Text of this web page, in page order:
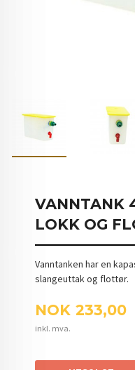
VANNTANK
LOKK OG
Vanntanken har en
slangeuttak og flottør.
Pris
NOK 233,00
inkl. mva.